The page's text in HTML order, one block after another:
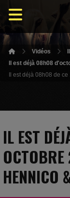
Vidéos
Il est déjà 08h08
Il est déjà 08h08 de
IL EST
HENNICO